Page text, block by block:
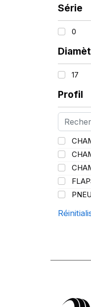
LING
MITAS
Série
0
17
Profil